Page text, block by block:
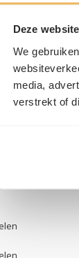
Deze
We
media,
verstrekt of